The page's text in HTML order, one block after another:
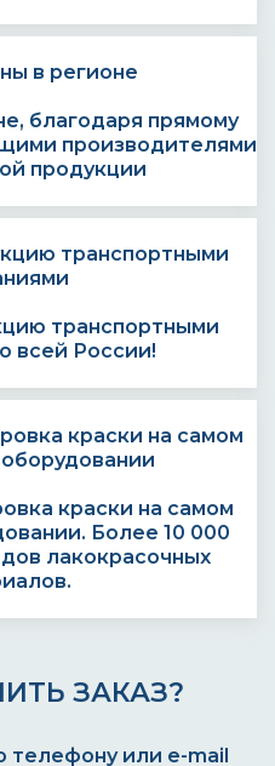
благодаря прямому
производителями
продукции
транспортными
всей России!
краски на самом
Более 10 000
лакокрасочных
ЗАКАЗ?